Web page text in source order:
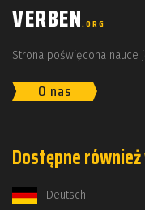
VERBEN.ORG
Strona poświęcona nauce
O nas
Dostępne
Deutsch